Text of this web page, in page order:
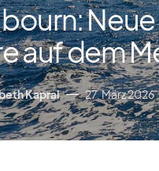
auf dem
Kapral 27. März 2026